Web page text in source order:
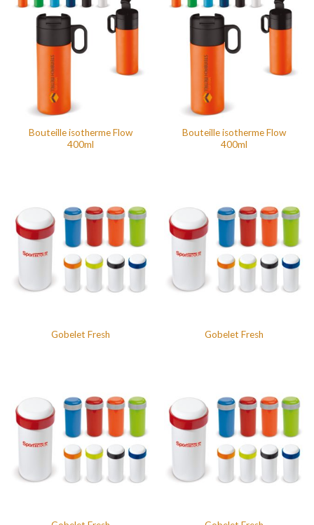
Bouteille isotherme Flow
400ml
Bouteille isotherme Flow
400ml
Gobelet Fresh Gobelet Fresh